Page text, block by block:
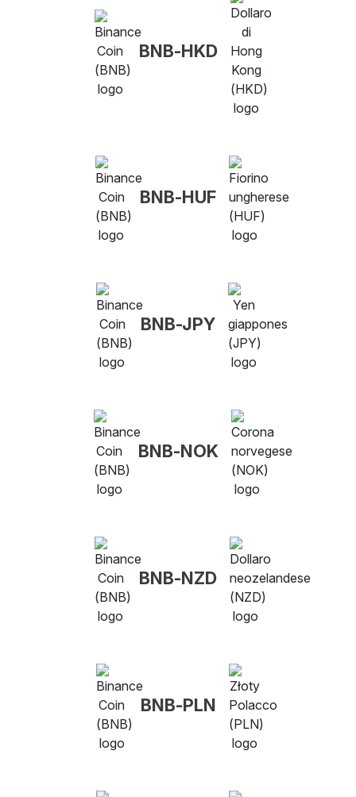
BNB-HKD
BNB-HUF
BNB-JPY
BNB-NOK
BNB-NZD
BNB-PLN